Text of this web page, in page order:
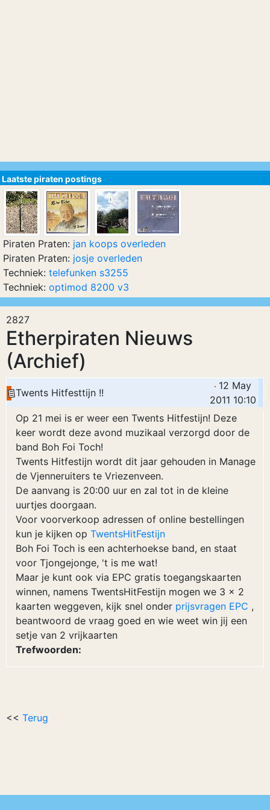
2827
Etherpiraten Nieuws
(Archief)
Twents Hitfesttijn !!
12 May
2011 10:10
Op 21 mei is er weer een Twents Hitfestijn! Deze
keer wordt deze avond muzikaal verzorgd door de
band Boh Foi Toch!
Twents Hitfestijn wordt dit jaar gehouden in Manage
de Vjenneruiters te Vriezenveen.
De aanvang is 20:00 uur en zal tot in de kleine
uurtjes doorgaan.
Voor voorverkoop adressen of online bestellingen
kun je kijken op TwentsHitFestijn
Boh Foi Toch is een achterhoekse band, en staat
voor Tjongejonge, 't is me wat!
Maar je kunt ook via EPC gratis toegangskaarten
winnen, namens TwentsHitFestijn mogen we 3 x 2
kaarten weggeven, kijk snel onder prijsvragen EPC ,
beantwoord de vraag goed en wie weet win jij een
setje van 2 vrijkaarten
Trefwoorden:
<< Terug
Laatste piraten postings
Piraten Praten: jan koops overleden
Piraten Praten: josje overleden
Techniek: telefunken s3255
Techniek: optimod 8200 v3